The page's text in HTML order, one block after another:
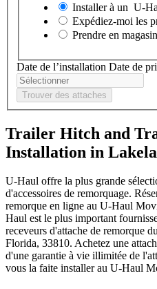
Installer à un U-
Expédiez-moi les
Prendre en magasin
Date de l’installation Date de
Trouver des attaches
Trailer Hitch and
Installation in
U-Haul offre la plus grande
d'accessoires de remorquage.
remorque en ligne au U-Haul
Haul est le plus important
receveurs d'attache de remorque
Florida, 33810. Achetez une
d'une garantie à vie illimitée de
vous la faite installer au U-Haul